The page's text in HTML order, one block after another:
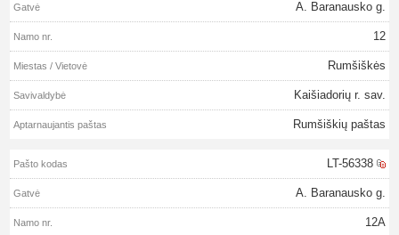
A. Baranausko g.
12
Rumšiškės
Kaišiadorių r. sav.
Rumšiškių paštas
LT-56338
A. Baranausko g.
12A